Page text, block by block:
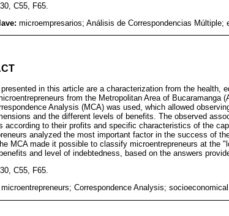
C55, F65.
microempresarios; Análisis de Correspondencias
in this article are a characterization from the health,
from the Metropolitan Area of Bucaramanga
Analysis (MCA) was used, which allowed
and the different levels of benefits. The observed
according to their profits and specific characteristics of the
analyzed the most important factor in the success of
MCA made it possible to classify microentrepreneurs at the
and level of indebtedness, based on the answers
C55, F65.
microentrepreneurs; Correspondence Analysis;